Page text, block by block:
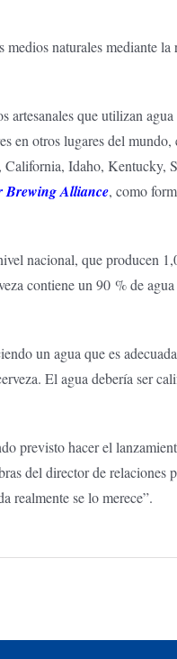
naturales mediante la
artesanales que utilizan
en otros lugares del mundo,
California, Idaho, Kentucky,
Brewing Alliance, como
nacional, que producen
contiene un 90 % de
un agua que es
El agua debería ser
previsto hacer el
del director de relaciones
realmente se lo merece”.